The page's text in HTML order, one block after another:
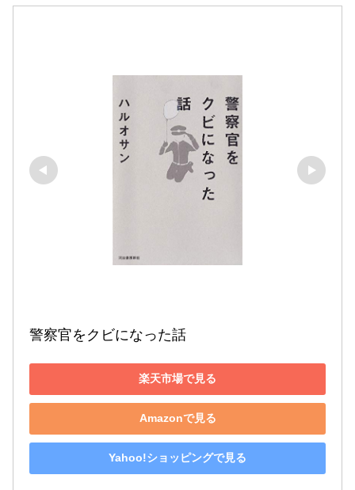
警察官をクビになった話
楽天市場で見る
Amazonで見る
Yahoo!ショッピングで見る